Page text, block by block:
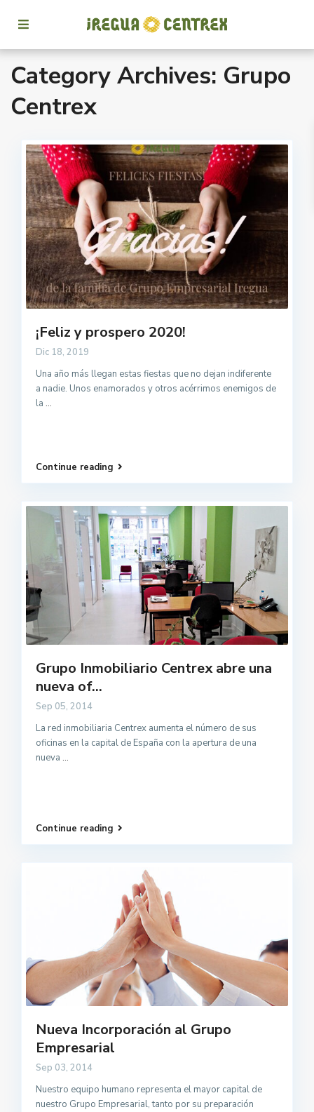
Category Archives: Grupo
Centrex
¡Feliz y prospero 2020!
Dic 18, 2019
Una año más llegan estas fiestas que no dejan indiferente
a nadie. Unos enamorados y otros acérrimos enemigos de
la...
Continue reading
Grupo Inmobiliario Centrex abre una
nueva of...
Sep 05, 2014
La red inmobiliaria Centrex aumenta el número de sus
oficinas en la capital de España con la apertura de una
nueva...
Continue reading
Nueva Incorporación al Grupo
Empresarial
Sep 03, 2014
Nuestro equipo humano representa el mayor capital de
nuestro Grupo Empresarial, tanto por su preparación